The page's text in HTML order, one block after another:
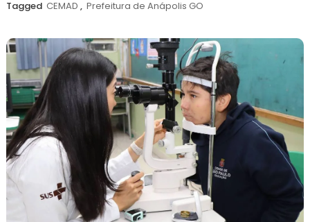
Tagged CEMAD , Prefeitura de Anápolis GO